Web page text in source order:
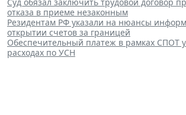
Суд обязал заключить трудовой договор
отказа в приеме незаконным
Резидентам РФ указали на нюансы
открытии счетов за границей
Обеспечительный платеж в рамках СПОТ
расходах по УСН